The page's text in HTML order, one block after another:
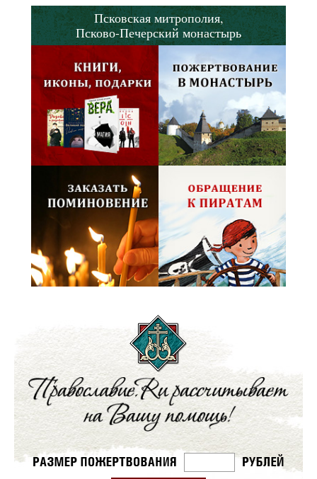
Псковская митрополия,
Псково-Печерский монастырь